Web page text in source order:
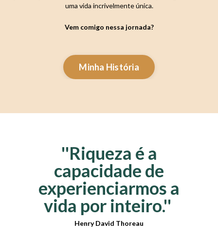
uma vida incrivelmente única.
Vem comigo nessa jornada?
Minha História
''Riqueza é a
capacidade de
experienciarmos a
vida por inteiro.''
Henry David Thoreau